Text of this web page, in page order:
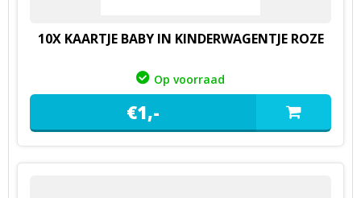
10X KAARTJE BABY IN KINDERWAGENTJE ROZE
Op voorraad
€1,-